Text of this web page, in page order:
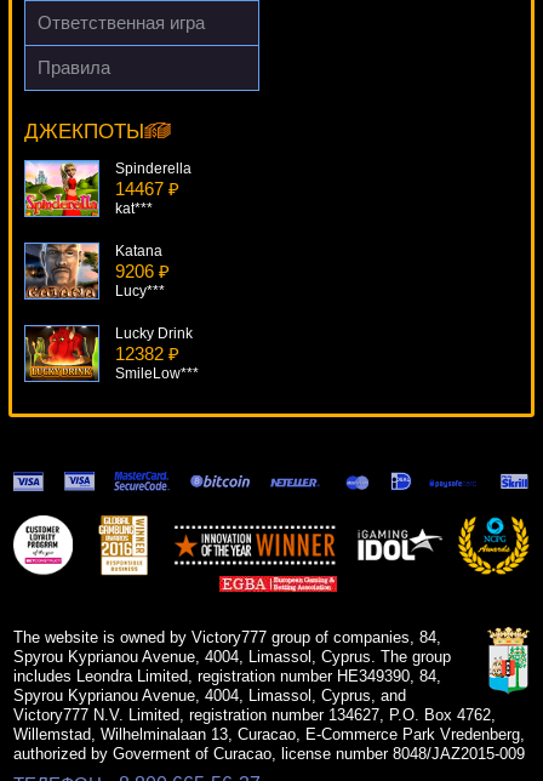
verkhovod***
Ответственная игра
Правила
ДЖЕКПОТЫ
When Pigs Fly
ivan-lev***
Spinderella
14467 ₽
kat***
Katana
9206 ₽
Lucy***
Lucky Drink
12382 ₽
SmileLow***
Rocky
5912 ₽
superman***
Aladdins Wishes
The website is owned by Victory777 group of companies, 84,
Spyrou Kyprianou Avenue, 4004, Limassol, Cyprus. The group
includes Leondra Limited, registration number HE349390, 84,
Spyrou Kyprianou Avenue, 4004, Limassol, Cyprus, and
Victory777 N.V. Limited, registration number 134627, P.O. Box 4762,
Willemstad, Wilhelminalaan 13, Curacao, E-Commerce Park Vredenberg,
authorized by Goverment of Curacao, license number 8048/JAZ2015-009